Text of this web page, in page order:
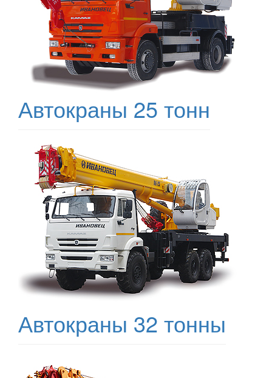
Автокраны 25 тонн
Автокраны 32 тонны